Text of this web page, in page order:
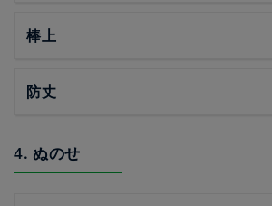
棒上
防丈
4. ぬのせ